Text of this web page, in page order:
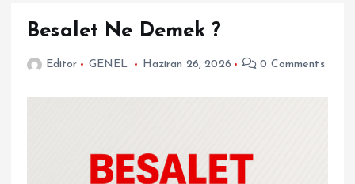
Besalet Ne Demek ?
Editor GENEL Haziran 26, 2026 0 Comments